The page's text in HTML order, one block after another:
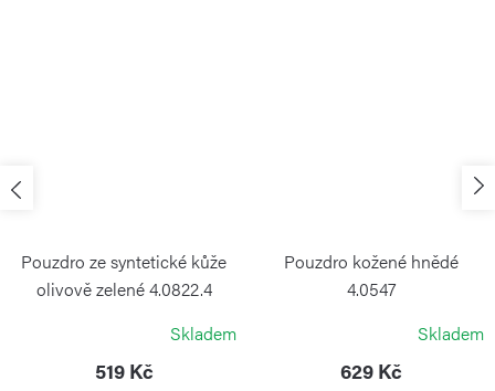
Pouzdro ze syntetické kůže
olivově zelené 4.0822.4
Skladem
519 Kč
Pouzdro kožené hnědé
4.0547
Skladem
629 Kč